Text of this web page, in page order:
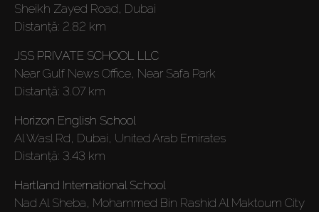
Cumpărați
Închiriați
Off-Plan
Agenți
Sheikh Zayed Road, Dubai
Distanţă: 2.82 km
JSS PRIVATE SCHOOL LLC
Near Gulf News Office, Near Safa Park
Distanţă: 3.07 km
Horizon English School
Al Wasl Rd, Dubai, United Arab Emirates
Distanţă: 3.43 km
Hartland International School
Nad Al Sheba, Mohammed Bin Rashid Al Maktoum City